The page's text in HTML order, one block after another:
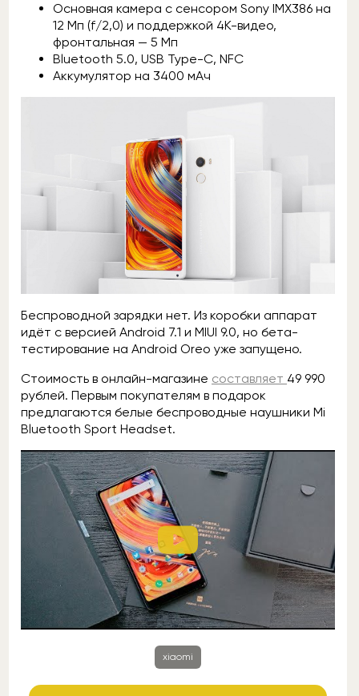
Основная камера с сенсором Sony IMX386 на
12 Мп (f/2,0) и поддержкой 4K-видео,
фронтальная — 5 Мп
Bluetooth 5.0, USB Type-C, NFC
Аккумулятор на 3400 мАч
Беспроводной зарядки нет. Из коробки аппарат
идёт с версией Android 7.1 и MIUI 9.0, но бета-
тестирование на Android Oreo уже запущено.
Стоимость в онлайн-магазине составляет 49 990
рублей. Первым покупателям в подарок
предлагаются белые беспроводные наушники Mi
Bluetooth Sport Headset.
xiaomi